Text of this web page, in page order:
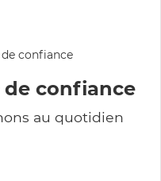
confiance
au quotidien